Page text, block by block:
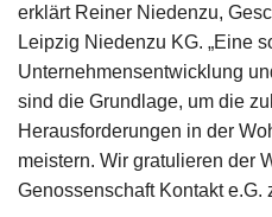
erklärt Reiner Niedenzu,
Leipzig Niedenzu KG. „Eine
Unternehmensentwicklung
sind die Grundlage, um die
Herausforderungen in der
meistern. Wir gratulieren der
Genossenschaft Kontakt e.G.